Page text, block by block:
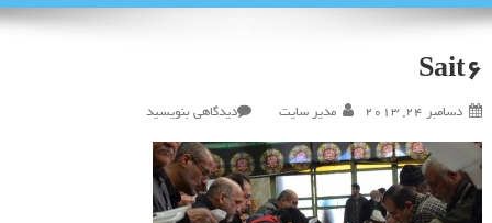
Sait6
دسامبر 24, 2013 مدیر سایت دیدگاهی بنویسیددر